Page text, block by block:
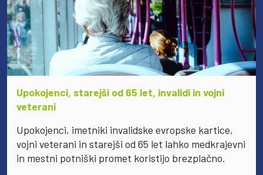
Upokojenci, starejši od 65 let, invalidi in vojni
veterani
Upokojenci, imetniki invalidske evropske kartice,
vojni veterani in starejši od 65 let lahko medkrajevni
in mestni potniški promet koristijo brezplačno.